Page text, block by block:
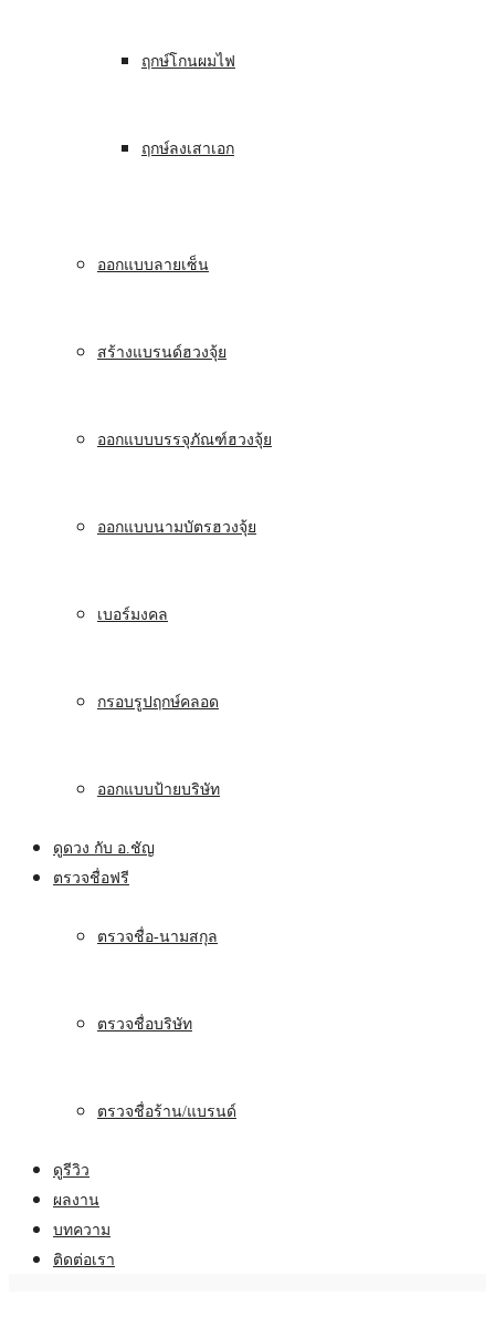
ฤกษ์โกนผมไฟ
ฤกษ์ลงเสาเอก
ออกแบบลายเซ็น
สร้างแบรนด์ฮวงจุ้ย
ออกแบบบรรจุภัณฑ์ฮวงจุ้ย
ออกแบบนามบัตรฮวงจุ้ย
เบอร์มงคล
กรอบรูปฤกษ์คลอด
ออกแบบป้ายบริษัท
ดูดวง กับ อ.ชัญ
ตรวจชื่อฟรี
ตรวจชื่อ-นามสกุล
ตรวจชื่อบริษัท
ตรวจชื่อร้าน/แบรนด์
ดูรีวิว
ผลงาน
บทความ
ติดต่อเรา